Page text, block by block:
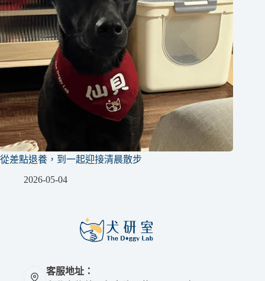
從差點退養，到一起迎接清晨散步
2026-05-04
客服地址：